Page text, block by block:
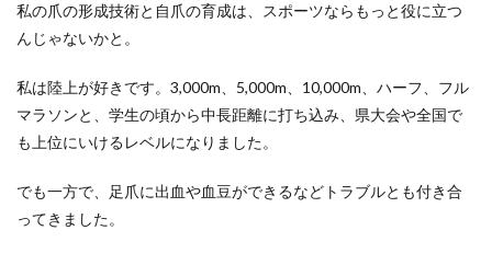
私の爪の形成技術と自爪の育成は、スポーツならもっと役に立つ
んじゃないかと。
私は陸上が好きです。3,000m、5,000m、10,000m、ハーフ、フル
マラソンと、学生の頃から中長距離に打ち込み、県大会や全国で
も上位にいけるレベルになりました。
でも一方で、足爪に出血や血豆ができるなどトラブルとも付き合
ってきました。